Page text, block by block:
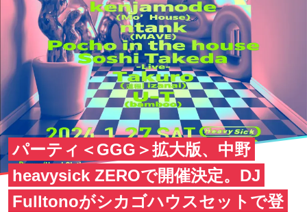
パーティ＜GGG＞拡大版、中野
heavysick ZEROで開催決定。DJ
Fulltonoがシカゴハウスセットで登